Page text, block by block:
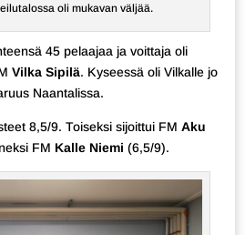
oli mukavan väljää.
45 pelaajaa ja voittaja oli
Vilka Sipilä. Kyseessä oli Vilkalle jo
Naantalissa.
8,5/9. Toiseksi sijoittui FM Aku
FM Kalle Niemi (6,5/9).